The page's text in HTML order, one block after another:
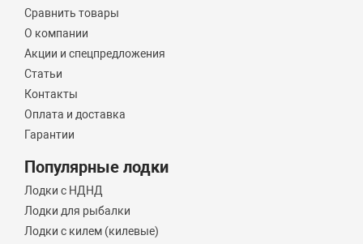
Сравнить товары
О компании
Акции и спецпредложения
Статьи
Контакты
Оплата и доставка
Гарантии
Популярные лодки
Лодки с НДНД
Лодки для рыбалки
Лодки с килем (килевые)